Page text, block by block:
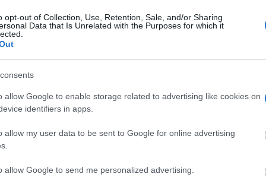
opt-out of Collection, Use, Retention, Sale, and/or Sharing
Data that Is Unrelated with the Purposes for which it
allow Google to enable storage related to advertising like cookies on
identifiers in apps.
allow my user data to be sent to Google for online advertising
allow Google to send me personalized advertising.
de 174 cuevas, de las que tinajas de barro suponían la
las 174 anteriores.
desaparición han sido las
ya hemos mencionado